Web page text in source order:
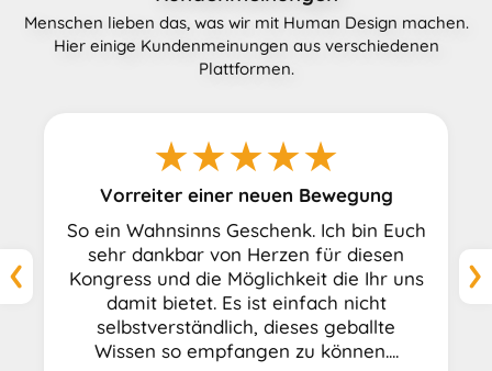
Menschen lieben das, was wir mit Human Design machen.
Hier einige Kundenmeinungen aus verschiedenen
Plattformen.
★★★★★
Ich bin mega begeistert
Ich bin mega begeistert von diesem
Kongress! Er hat mir sehr geholfen mich
besser zu verstehen und tiefer in meine
Persönlichkeit einzutauchen. Besonders
hervorheben möchte ich den
wertschätzenden Umgang von Thorsten